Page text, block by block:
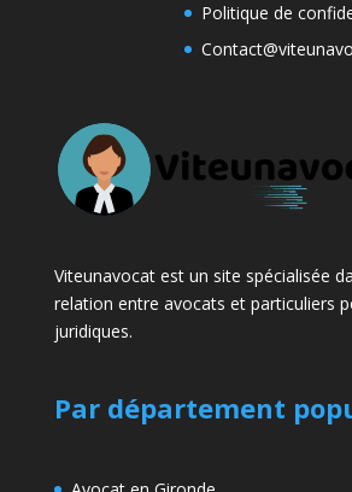
Politique de
Viteunavocat est un site spécialisée
relation entre avocats et particuliers
juridiques.
Par département